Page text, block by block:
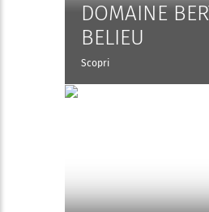
DOMAINE
BELIEU
Scopri